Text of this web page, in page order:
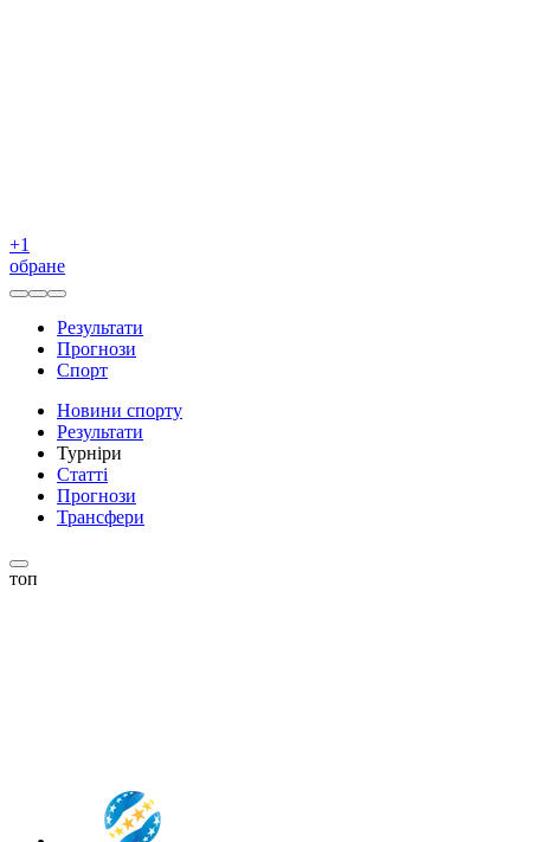
+1
обране
Результати
Прогнози
Спорт
Новини спорту
Результати
Турніри
Статті
Прогнози
Трансфери
топ